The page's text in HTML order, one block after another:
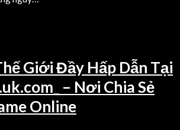
Giới Đầy Hấp Dẫn Tại
– Nơi Chia Sẻ
Online